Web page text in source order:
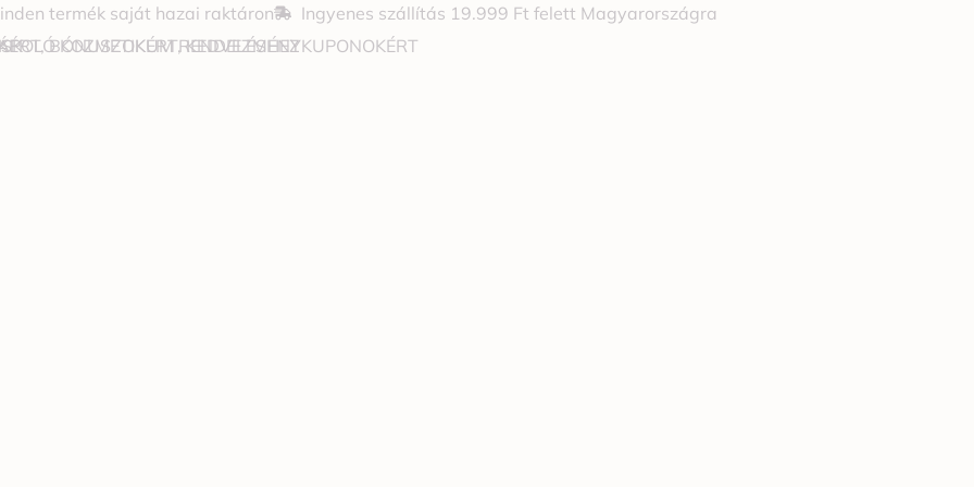
termék saját hazai raktáron
Ingyenes szállítás 19.999 Ft felett Magyarországra
KOZMETIKUM RENDELÉSHEZ
BÓNUSZOKÉRT, KEDVEZMÉNYKUPONOKÉRT